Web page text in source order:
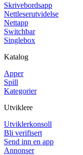
Skrivebordsapp
Nettleserutvidelse
Nettapp
Switchbar
Singlebox
Katalog
Apper
Spill
Kategorier
Utviklere
Utviklerkonsoll
Bli verifisert
Send inn en app
Annonser